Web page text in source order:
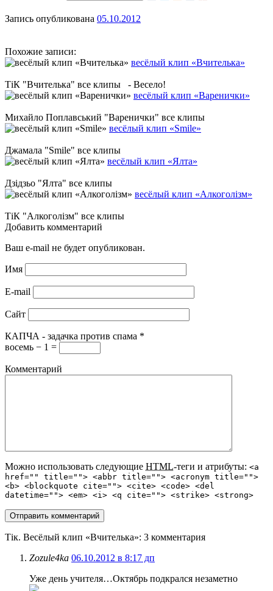
Запись опубликована 05.10.2012
Похожие записи:
весёлый клип «Вчителька»
ТіК "Вчителька" все клипы - Весело!
весёлый клип «Варенички»
Михайло Поплавський "Варенички" все клипы
весёлый клип «Smile»
Джамала "Smile" все клипы
весёлый клип «Ялта»
Дзідзьо "Ялта" все клипы
весёлый клип «Алкоголiзм»
ТіК "Алкоголiзм" все клипы
Добавить комментарий
Ваш e-mail не будет опубликован.
Имя
E-mail
Сайт
КАПЧА - задачка против спама *
восемь − 1 =
Комментарий
Можно использовать следующие HTML-теги и атрибуты: <a
href="" title=""> <abbr title=""> <acronym title="">
<b> <blockquote cite=""> <cite> <code> <del
datetime=""> <em> <i> <q cite=""> <strike> <strong>
Тік. Весёлый клип «Вчителька»: 3 комментария
Zozule4ka 06.10.2012 в 8:17 дп
Уже день учителя…Октябрь подкрался незаметно